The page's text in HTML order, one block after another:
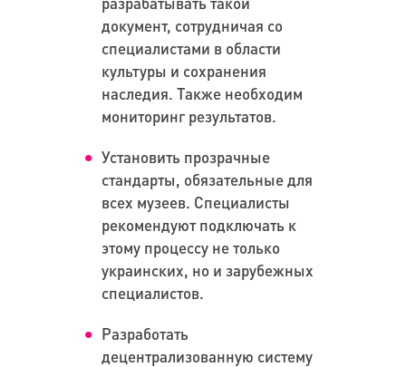
документ, сотрудничая со
специалистами в области
культуры и сохранения
наследия. Также необходим
мониторинг результатов.
Установить прозрачные
стандарты, обязательные для
всех музеев. Специалисты
рекомендуют подключать к
этому процессу не только
украинских, но и зарубежных
специалистов.
Разработать
децентрализованную систему